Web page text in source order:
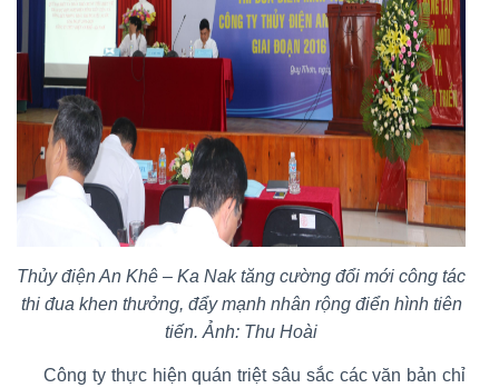
Thủy điện An Khê – Ka Nak tăng cường đổi mới công tác
thi đua khen thưởng, đẩy mạnh nhân rộng điển hình tiên
tiến. Ảnh: Thu Hoài
Công ty thực hiện quán triệt sâu sắc các văn bản chỉ